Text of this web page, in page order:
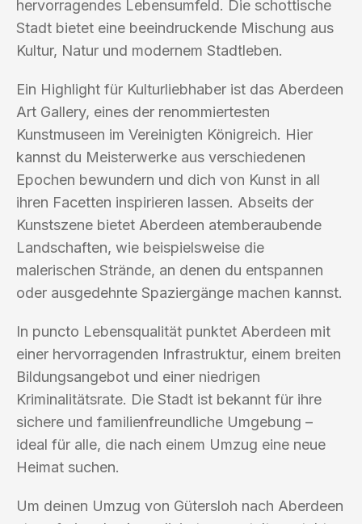
hervorragendes Lebensumfeld. Die schottische
Stadt bietet eine beeindruckende Mischung aus
Kultur, Natur und modernem Stadtleben.
Ein Highlight für Kulturliebhaber ist das Aberdeen
Art Gallery, eines der renommiertesten
Kunstmuseen im Vereinigten Königreich. Hier
kannst du Meisterwerke aus verschiedenen
Epochen bewundern und dich von Kunst in all
ihren Facetten inspirieren lassen. Abseits der
Kunstszene bietet Aberdeen atemberaubende
Landschaften, wie beispielsweise die
malerischen Strände, an denen du entspannen
oder ausgedehnte Spaziergänge machen kannst.
In puncto Lebensqualität punktet Aberdeen mit
einer hervorragenden Infrastruktur, einem breiten
Bildungsangebot und einer niedrigen
Kriminalitätsrate. Die Stadt ist bekannt für ihre
sichere und familienfreundliche Umgebung –
ideal für alle, die nach einem Umzug eine neue
Heimat suchen.
Um deinen Umzug von Gütersloh nach Aberdeen